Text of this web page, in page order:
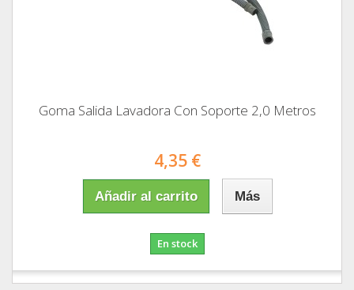
Goma Salida Lavadora Con Soporte 2,0 Metros
4,35 €
Añadir al carrito Más
En stock